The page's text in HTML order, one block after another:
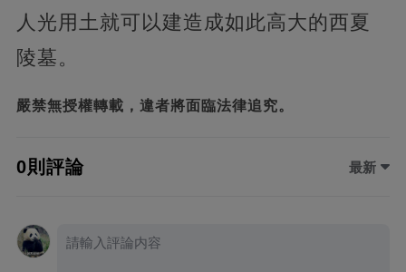
人光用土就可以建造成如此高大的西夏
陵墓。
嚴禁無授權轉載，違者將面臨法律追究。
0則評論 最新